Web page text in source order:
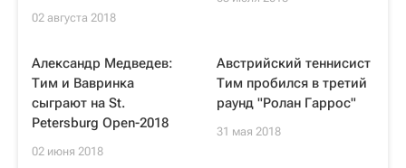
02 августа 2018
Александр Медведев:
Тим и Вавринка
сыграют на St.
Petersburg Open-2018
02 июня 2018
Австрийский теннисист
Тим пробился в третий
раунд "Ролан Гаррос"
31 мая 2018